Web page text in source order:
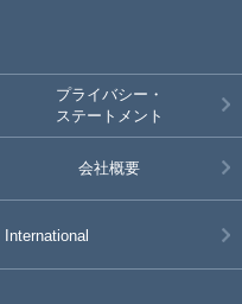
プライバシー・
ステートメント
会社概要
International